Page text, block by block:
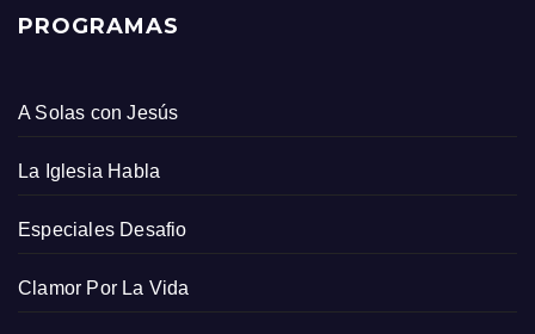
PROGRAMAS
A Solas con Jesús
La Iglesia Habla
Especiales Desafio
Clamor Por La Vida